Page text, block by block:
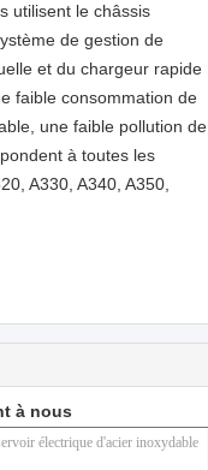
utilisent le châssis
de gestion de
et du chargeur rapide
faible consommation de
une faible pollution de
à toutes les
A330, A340, A350,
à nous